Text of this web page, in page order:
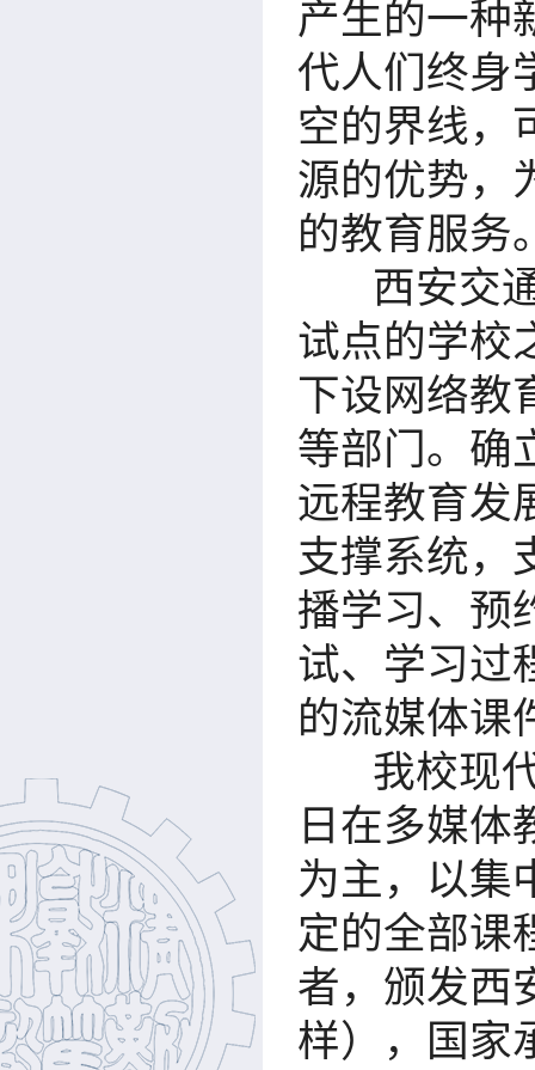
产生的一种
代人们终身
空的界线，
源的优势，
的教育服务
西安交通
试点的学校
下设网络教
等部门。确
远程教育发
支撑系统，
播学习、预
试、学习过
的流媒体课
我校现代
日在多媒体
为主，以集
定的全部课
者，颁发西
样），国家